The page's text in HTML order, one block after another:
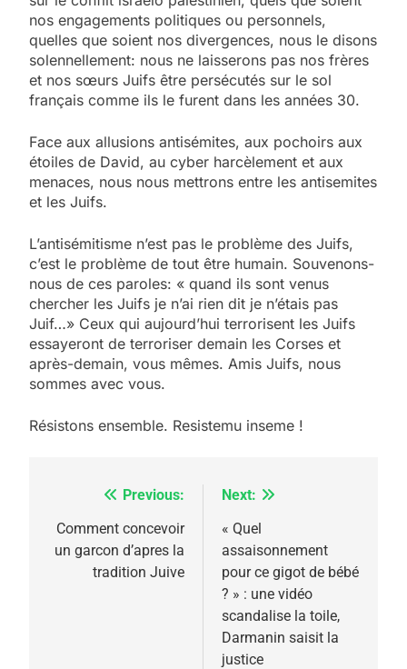
nos engagements politiques ou personnels,
quelles que soient nos divergences, nous le disons
solennellement: nous ne laisserons pas nos frères
et nos sœurs Juifs être persécutés sur le sol
français comme ils le furent dans les années 30.
Face aux allusions antisémites, aux pochoirs aux
étoiles de David, au cyber harcèlement et aux
menaces, nous nous mettrons entre les antisemites
et les Juifs.
L’antisémitisme n’est pas le problème des Juifs,
c’est le problème de tout être humain. Souvenons-
nous de ces paroles: « quand ils sont venus
chercher les Juifs je n’ai rien dit je n’étais pas
Juif…» Ceux qui aujourd’hui terrorisent les Juifs
essayeront de terroriser demain les Corses et
après-demain, vous mêmes. Amis Juifs, nous
sommes avec vous.
Résistons ensemble. Resistemu inseme !
Navigation
de
l’article
Previous:
Comment concevoir
un garcon d’apres la
tradition Juive
Next:
« Quel
assaisonnement
pour ce gigot de bébé
? » : une vidéo
scandalise la toile,
Darmanin saisit la
justice
5
rapport d’ADL contre
l’antisémitisme
FRANCE ISRAÉL
FIÈRE, DIGNE ET RÉSILIENTE :
POURQUOI JE REVENDIQUE
MA JUDAÏTE par Thérèse
Zrihen-Dvir
JUDAISME